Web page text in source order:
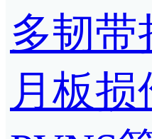
多韧带
月板损